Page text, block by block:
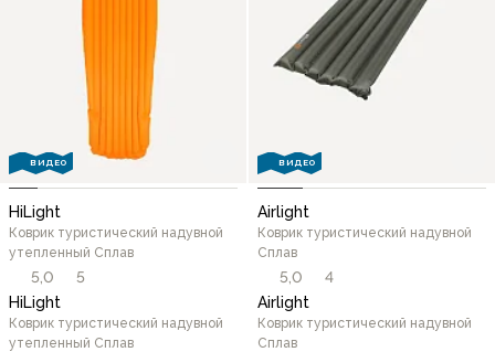
ВИДЕО
HiLight
Коврик туристический надувной
утепленный Сплав
5,0
5
HiLight
Коврик туристический надувной
утепленный Сплав
ВИДЕО
Airlight
Коврик туристический надувной
Сплав
5,0
4
Airlight
Коврик туристический надувной
Сплав